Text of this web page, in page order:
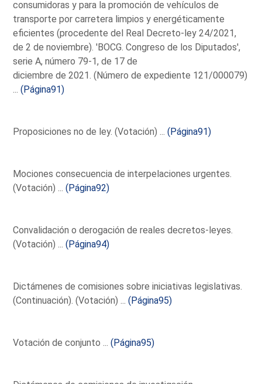
consumidoras y para la promoción de vehículos de
transporte por carretera limpios y energéticamente
eficientes (procedente del Real Decreto-ley 24/2021,
de 2 de noviembre). 'BOCG. Congreso de los Diputados',
serie A, número 79-1, de 17 de
diciembre de 2021. (Número de expediente 121/000079)
...(Página91)
Proposiciones no de ley. (Votación) ...(Página91)
Mociones consecuencia de interpelaciones urgentes.
(Votación) ...(Página92)
Convalidación o derogación de reales decretos-leyes.
(Votación) ...(Página94)
Dictámenes de comisiones sobre iniciativas legislativas.
(Continuación). (Votación) ...(Página95)
Votación de conjunto ...(Página95)